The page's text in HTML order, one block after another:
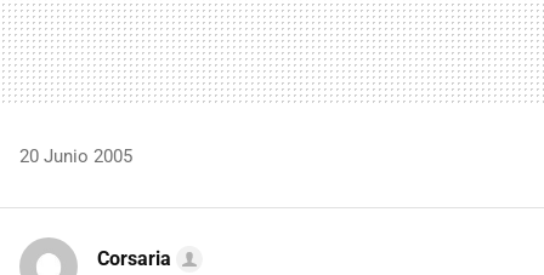
20 Junio 2005
Corsaria